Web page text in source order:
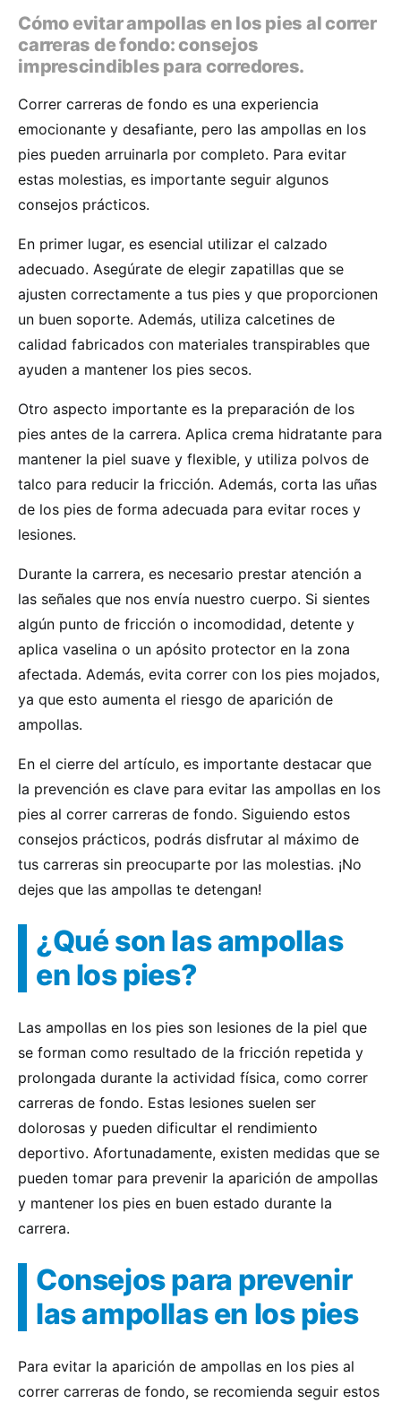
Cómo evitar ampollas en los pies al correr
carreras de fondo: consejos
imprescindibles para corredores.
Correr carreras de fondo es una experiencia
emocionante y desafiante, pero las ampollas en los
pies pueden arruinarla por completo. Para evitar
estas molestias, es importante seguir algunos
consejos prácticos.
En primer lugar, es esencial utilizar el calzado
adecuado. Asegúrate de elegir zapatillas que se
ajusten correctamente a tus pies y que proporcionen
un buen soporte. Además, utiliza calcetines de
calidad fabricados con materiales transpirables que
ayuden a mantener los pies secos.
Otro aspecto importante es la preparación de los
pies antes de la carrera. Aplica crema hidratante para
mantener la piel suave y flexible, y utiliza polvos de
talco para reducir la fricción. Además, corta las uñas
de los pies de forma adecuada para evitar roces y
lesiones.
Durante la carrera, es necesario prestar atención a
las señales que nos envía nuestro cuerpo. Si sientes
algún punto de fricción o incomodidad, detente y
aplica vaselina o un apósito protector en la zona
afectada. Además, evita correr con los pies mojados,
ya que esto aumenta el riesgo de aparición de
ampollas.
En el cierre del artículo, es importante destacar que
la prevención es clave para evitar las ampollas en los
pies al correr carreras de fondo. Siguiendo estos
consejos prácticos, podrás disfrutar al máximo de
tus carreras sin preocuparte por las molestias. ¡No
dejes que las ampollas te detengan!
¿Qué son las ampollas
en los pies?
Las ampollas en los pies son lesiones de la piel que
se forman como resultado de la fricción repetida y
prolongada durante la actividad física, como correr
carreras de fondo. Estas lesiones suelen ser
dolorosas y pueden dificultar el rendimiento
deportivo. Afortunadamente, existen medidas que se
pueden tomar para prevenir la aparición de ampollas
y mantener los pies en buen estado durante la
carrera.
Consejos para prevenir
las ampollas en los pies
Para evitar la aparición de ampollas en los pies al
correr carreras de fondo, se recomienda seguir estos